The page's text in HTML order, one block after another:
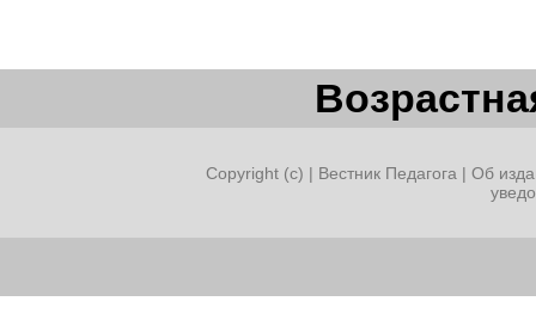
Copyright (c) | Вестник Педагога | Об